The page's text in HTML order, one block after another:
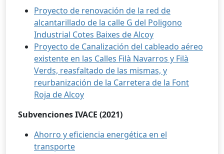
Proyecto de renovación de la red de
alcantarillado de la calle G del Poligono
Industrial Cotes Baixes de Alcoy
Proyecto de Canalización del cableado aéreo
existente en las Calles Filà Navarros y Filà
Verds, reasfaltado de las mismas, y
reurbanización de la Carretera de la Font
Roja de Alcoy
Subvenciones IVACE (2021)
Ahorro y eficiencia energética en el
transporte